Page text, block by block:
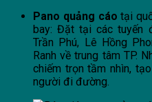
Pano quảng cáo tại
bay: Đặt tại các tuyến
Trần Phú, Lê Hồng
Ranh về trung tâm TP.
chiếm trọn tầm nhìn,
người đi đường.